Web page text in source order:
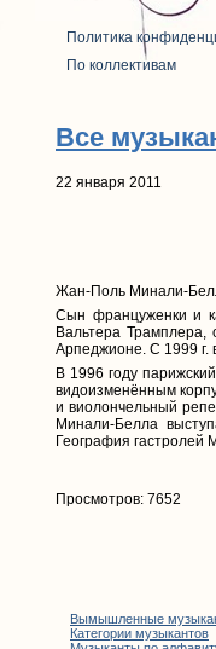
Политика
По коллективам
Все
22 января 2011
Жан-Поль Минали-
Сын француженки и
Вальтера Трамплера,
Арпеджионе. С 1999 г.
В 1996 году
видоизменённым
и виолончельный
Минали-Белла
География
Просмотров: 7652
Вымышленные
Категории музыкантов